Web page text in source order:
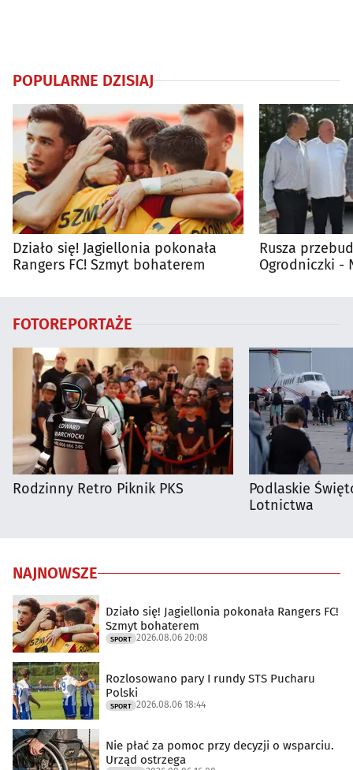
POPULARNE DZISIAJ
Działo się! Jagiellonia pokonała
Rangers FC! Szmyt bohaterem
Rusza
Ogrodniczki -
FOTOREPORTAŻE
Rodzinny Retro Piknik PKS
Podlaskie
Lotnictwa
NAJNOWSZE
Działo się! Jagiellonia pokonała Rangers FC!
Szmyt bohaterem
SPORT 2026.08.06 20:08
Rozlosowano pary I rundy STS Pucharu
Polski
SPORT 2026.08.06 18:44
Nie płać za pomoc przy decyzji o wsparciu.
Urząd ostrzega